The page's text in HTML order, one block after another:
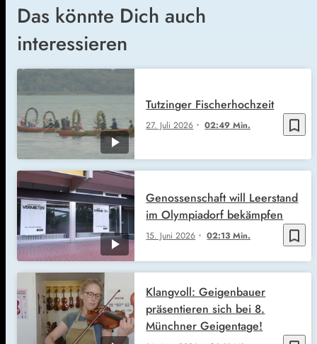
Das könnte Dich auch
interessieren
bookmark_border
27. Juli 2026 02:49 Min.
Tutzinger Fischerhochzeit
bookmark_border
15. Juni 2026 02:13 Min.
Genossenschaft will Leerstand
im Olympiadorf bekämpfen
Klangvoll: Geigenbauer
präsentieren sich bei 8.
Münchner Geigentage!